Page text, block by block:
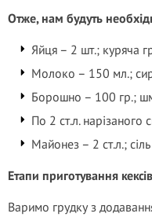
Отже, нам будуть
Яйця – 2 шт.; куряча
Молоко – 150 мл.;
Борошно – 100 гр.;
По 2 ст.л. нарізаного
Майонез – 2 ст.л.;
Етапи приготування
Варимо грудку з